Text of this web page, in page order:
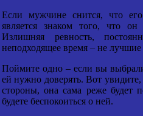
Если мужчине снится, что
является знаком того, что
Излишняя ревность,
неподходящее время – не
Поймите одно – если вы
ей нужно доверять. Вот
стороны, она сама реже будет
будете беспокоиться о ней.